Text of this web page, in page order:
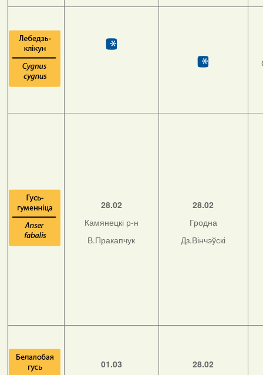
28.02
Камянецкі р-н
В.Пракапчук
28.02
Гродна
Дз.Вінчэўскі
01.03
28.02